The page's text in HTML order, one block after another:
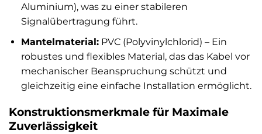
Aluminium), was zu einer stabileren
Signalübertragung führt.
Mantelmaterial:PVC (Polyvinylchlorid) – Ein
robustes und flexibles Material, das das Kabel vor
mechanischer Beanspruchung schützt und
gleichzeitig eine einfache Installation ermöglicht.
Konstruktionsmerkmale für Maximale
Zuverlässigkeit